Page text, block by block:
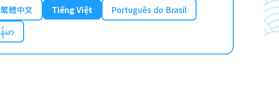
繁體中文
Tiếng Việt
Português do Brasil
န်မာ